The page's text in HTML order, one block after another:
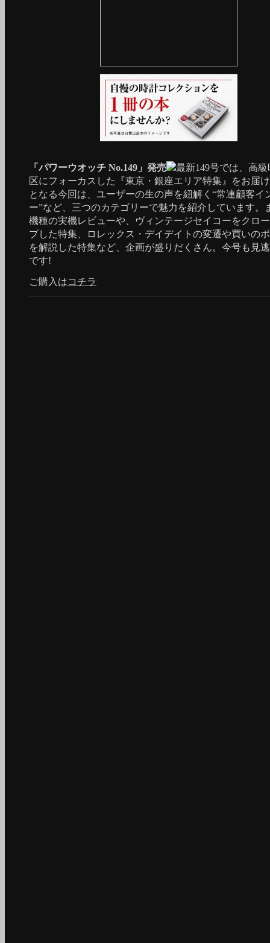
「パワーウオッチ No.149」発売
最新149号では、高
区にフォーカスした『東京・銀座エリア特集』をお届
となる今回は、ユーザーの生の声を紐解く“常連顧客イ
ー”など、三つのカテゴリーで魅力を紹介しています。
機種の実機レビューや、ヴィンテージセイコーをクロ
プした特集、ロレックス・デイデイトの変遷や買いの
を解説した特集など、企画が盛りだくさん。今号も見
です!
ご購入はコチラ